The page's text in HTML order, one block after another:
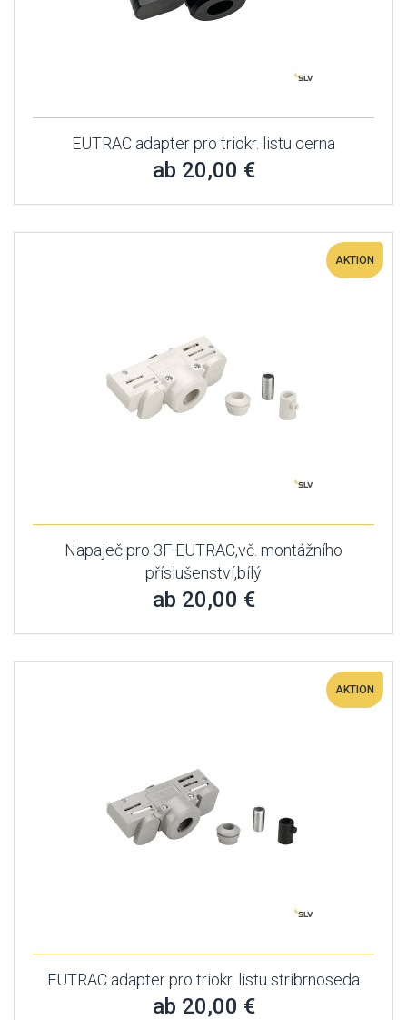
EUTRAC adapter pro triokr. listu cerna
ab 20,00 €
AKTION
Napaječ pro 3F EUTRAC,vč. montážního
příslušenství,bílý
ab 20,00 €
AKTION
EUTRAC adapter pro triokr. listu stribrnoseda
ab 20,00 €